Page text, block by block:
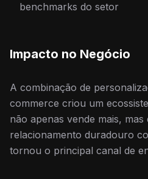
benchmarks do setor
Impacto no Negócio
A combinação de
commerce criou um
não apenas vende mais,
relacionamento duradouro
tornou o principal canal de